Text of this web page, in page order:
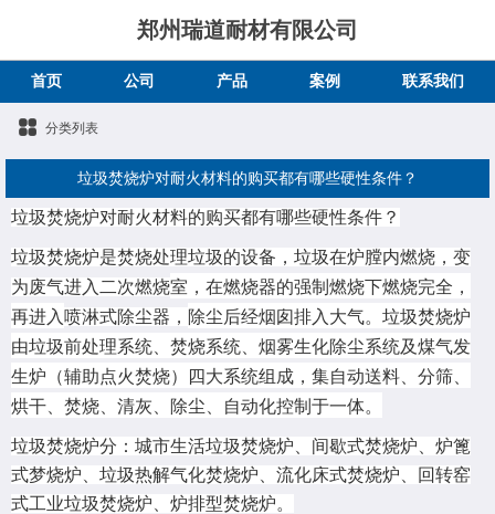
郑州瑞道耐材有限公司
首页 公司 产品 案例 联系我们
分类列表
垃圾焚烧炉对耐火材料的购买都有哪些硬性条件？
垃圾焚烧炉对耐火材料的购买都有哪些硬性条件？
垃圾焚烧炉是焚烧处理垃圾的设备，垃圾在炉膛内燃烧，变
为废气进入二次燃烧室，在燃烧器的强制燃烧下燃烧完全，
再进入喷淋式除尘器， 除尘后经烟囱排入大气。垃圾焚烧炉
由垃圾前处理系统、焚烧系统、烟雾生化除尘系统及煤气发
生炉（辅助点火焚烧）四大系统组成，集自动送料、分筛、
烘干、焚烧、清灰、除尘、自动化控制于一体。
垃圾焚烧炉分：城市生活垃圾焚烧炉、间歇式焚烧炉、炉篦
式梦烧炉、垃圾热解气化焚烧炉、流化床式焚烧炉、回转窑
式工业垃圾焚烧炉、炉排型焚烧炉。